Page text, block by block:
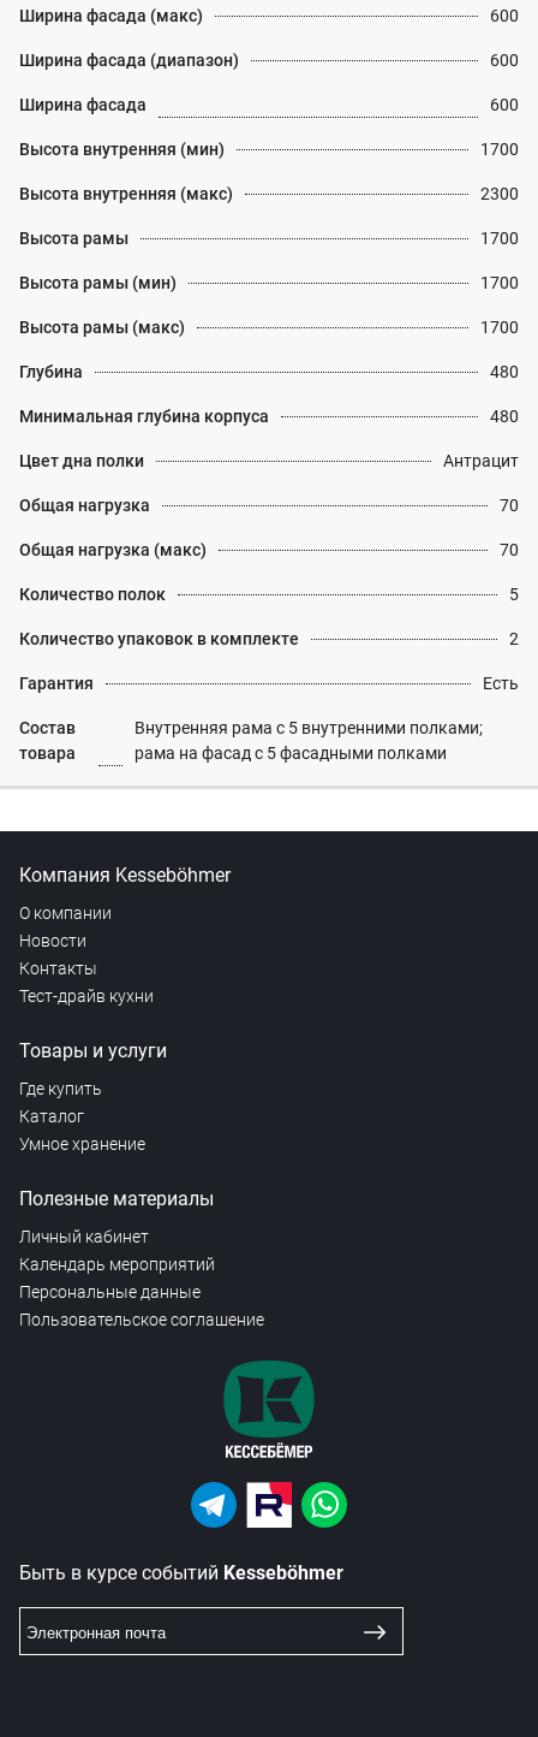
Ширина фасада (макс) 600
Ширина фасада (диапазон) 600
Ширина фасада 600
Высота внутренняя (мин) 1700
Высота внутренняя (макс) 2300
Высота рамы 1700
Высота рамы (мин) 1700
Высота рамы (макс) 1700
Глубина 480
Минимальная глубина корпуса 480
Цвет дна полки Антрацит
Общая нагрузка 70
Общая нагрузка (макс) 70
Количество полок 5
Количество упаковок в комплекте 2
Гарантия Есть
Состав
товара
Внутренняя рама с 5 внутренними полками;
рама на фасад с 5 фасадными полками
Компания Kesseböhmer
О компании
Новости
Контакты
Тест-драйв кухни
Товары и услуги
Где купить
Каталог
Умное хранение
Полезные материалы
Личный кабинет
Календарь мероприятий
Персональные данные
Пользовательское соглашение
Быть в курсе событий Kesseböhmer